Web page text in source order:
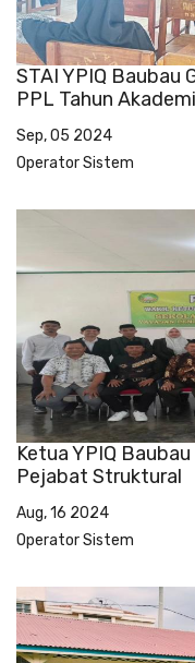
STAI YPIQ Baubau
PPL Tahun
Sep, 05 2024
Operator Sistem
Ketua YPIQ
Pejabat Struktural
Aug, 16 2024
Operator Sistem